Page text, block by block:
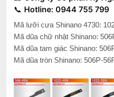
📞 Hotline: 0944 755 799
Mã lưỡi cưa Shinano 4730:
Mã dũa chữ nhật Shinano:
Mã dũa tam giác Shinano:
Mã dũa tròn Shinano: 506P-